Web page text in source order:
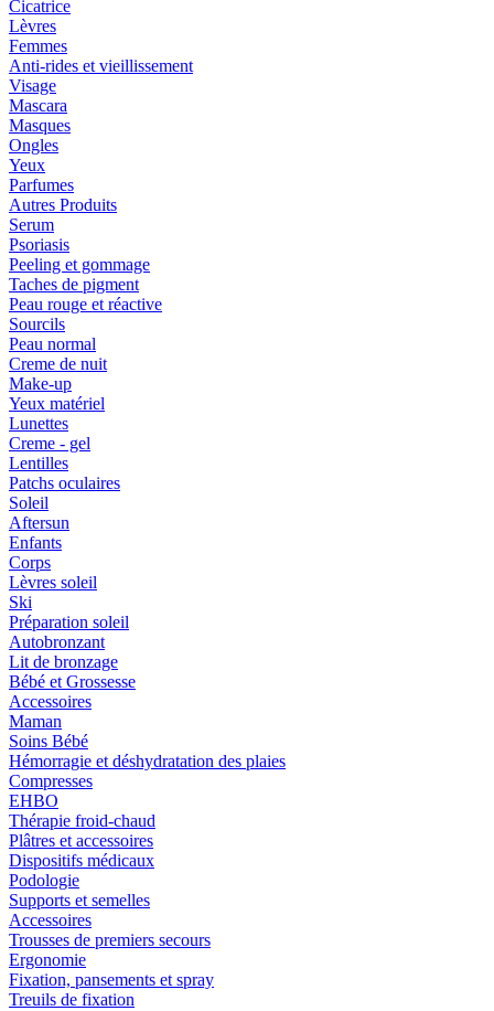
Cicatrice
Lèvres
Femmes
Anti-rides et vieillissement
Visage
Mascara
Masques
Ongles
Yeux
Parfumes
Autres Produits
Serum
Psoriasis
Peeling et gommage
Taches de pigment
Peau rouge et réactive
Sourcils
Peau normal
Creme de nuit
Make-up
Yeux matériel
Lunettes
Creme - gel
Lentilles
Patchs oculaires
Soleil
Aftersun
Enfants
Corps
Lèvres soleil
Ski
Préparation soleil
Autobronzant
Lit de bronzage
Bébé et Grossesse
Accessoires
Maman
Soins Bébé
Hémorragie et déshydratation des plaies
Compresses
EHBO
Thérapie froid-chaud
Plâtres et accessoires
Dispositifs médicaux
Podologie
Supports et semelles
Accessoires
Trousses de premiers secours
Ergonomie
Fixation, pansements et spray
Treuils de fixation